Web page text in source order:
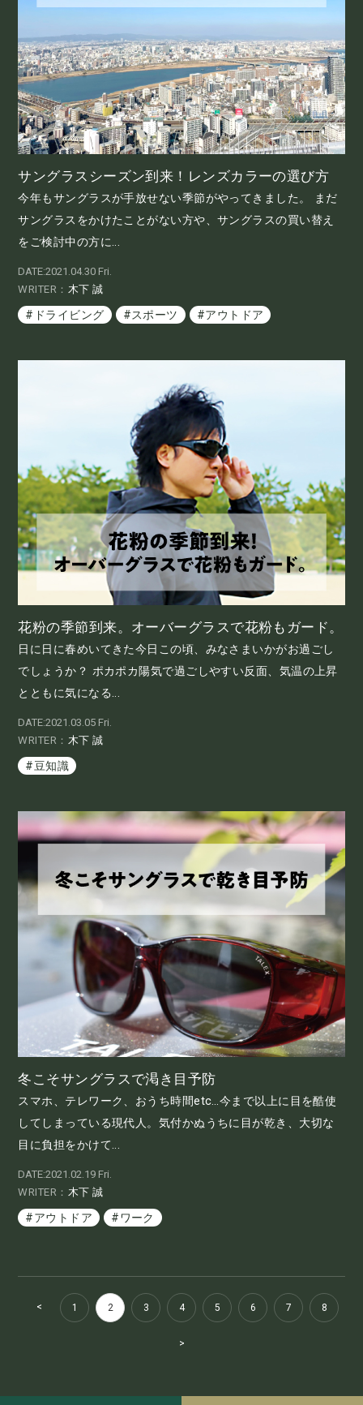
サングラスシーズン到来！レンズカラーの選び方
今年もサングラスが手放せない季節がやってきました。 まだ
サングラスをかけたことがない方や、サングラスの買い替え
をご検討中の方に...
DATE:2021.04.30 Fri.
WRITER： 木下 誠
#ドライビング #スポーツ #アウトドア
花粉の季節到来。オーバーグラスで花粉もガード。
日に日に春めいてきた今日この頃、みなさまいかがお過ごし
でしょうか？ ポカポカ陽気で過ごしやすい反面、気温の上昇
とともに気になる...
DATE:2021.03.05 Fri.
WRITER： 木下 誠
#豆知識
冬こそサングラスで渇き目予防
スマホ、テレワーク、おうち時間etc…今まで以上に目を酷使
してしまっている現代人。気付かぬうちに目が乾き、大切な
目に負担をかけて...
DATE:2021.02.19 Fri.
WRITER： 木下 誠
#アウトドア #ワーク
< 1 2 3 4 5 6 7 8
>